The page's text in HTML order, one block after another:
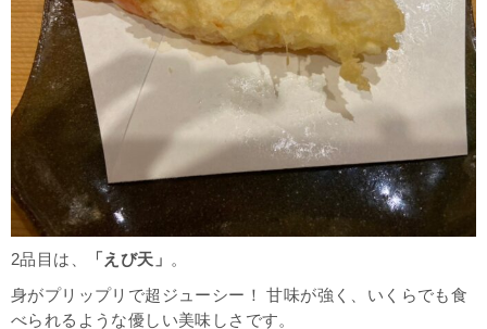
2品目は、 「えび天」 。
身がプリップリで超ジューシー！ 甘味が強く、いくらでも食
べられるような優しい美味しさです。